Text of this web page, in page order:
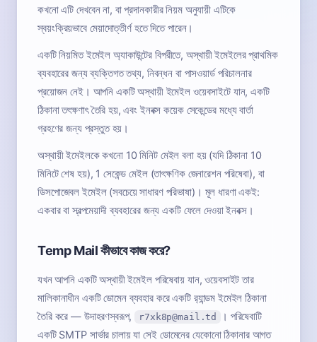
কখনো এটি দেখবেন না, বা প্রদানকারীর নিয়ম অনুযায়ী এটিকে
স্বয়ংক্রিয়ভাবে মেয়াদোত্তীর্ণ হতে দিতে পারেন।
একটি নিয়মিত ইমেইল অ্যাকাউন্টের বিপরীতে, অস্থায়ী ইমেইলের প্রাথমিক
ব্যবহারের জন্য ব্যক্তিগত তথ্য, নিবন্ধন বা পাসওয়ার্ড পরিচালনার
প্রয়োজন নেই। আপনি একটি অস্থায়ী ইমেইল ওয়েবসাইটে যান, একটি
ঠিকানা তৎক্ষণাৎ তৈরি হয়, এবং ইনবক্স কয়েক সেকেন্ডের মধ্যে বার্তা
গ্রহণের জন্য প্রস্তুত হয়।
অস্থায়ী ইমেইলকে কখনো 10 মিনিট মেইল বলা হয় (যদি ঠিকানা 10
মিনিটে শেষ হয়), 1 সেকেন্ড মেইল (তাৎক্ষণিক জেনারেশন পরিষেবা), বা
ডিসপোজেবল ইমেইল (সবচেয়ে সাধারণ পরিভাষা)। মূল ধারণা একই:
একবার বা স্বল্পমেয়াদী ব্যবহারের জন্য একটি ফেলে দেওয়া ইনবক্স।
Temp Mail কীভাবে কাজ করে?
যখন আপনি একটি অস্থায়ী ইমেইল পরিষেবায় যান, ওয়েবসাইট তার
মালিকানাধীন একটি ডোমেন ব্যবহার করে একটি র‍্যান্ডম ইমেইল ঠিকানা
তৈরি করে — উদাহরণস্বরূপ,
r7xk8p@mail.td
। পরিষেবাটি
একটি SMTP সার্ভার চালায় যা সেই ডোমেনের যেকোনো ঠিকানার আগত